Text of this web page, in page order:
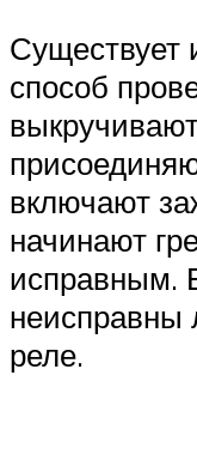
Существует
способ
включают
начинают
исправным.
неисправны
реле.